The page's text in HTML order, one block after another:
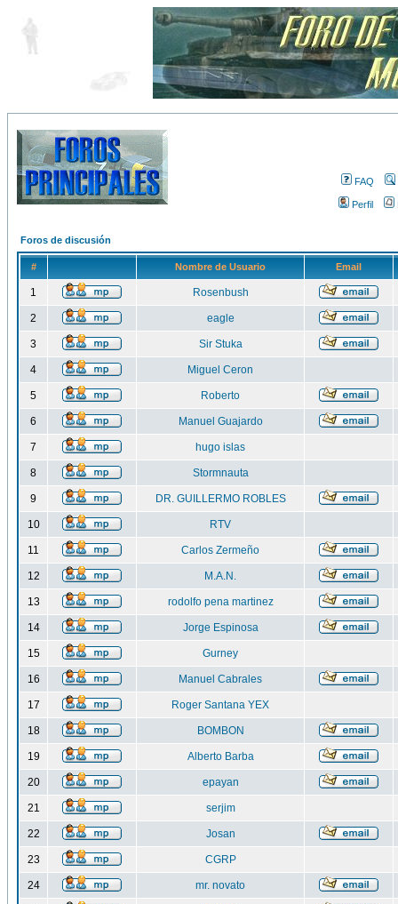
FAQ
Perfil
Foros de discusión
# Nombre de Usuario Email
1 Rosenbush
2 eagle
3 Sir Stuka
4 Miguel Ceron
5 Roberto
6 Manuel Guajardo
7 hugo islas
8 Stormnauta
9 DR. GUILLERMO ROBLES
10 RTV
11 Carlos Zermeño
12 M.A.N.
13 rodolfo pena martinez
14 Jorge Espinosa
15 Gurney
16 Manuel Cabrales
17 Roger Santana YEX
18 BOMBON
19 Alberto Barba
20 epayan
21 serjim
22 Josan
23 CGRP
24 mr. novato